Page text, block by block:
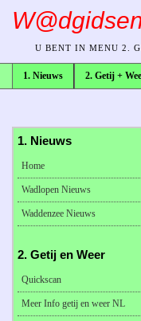
U BENT IN MENU 2.
1. Nieuws 2. Getij +
1. Nieuws
Home
Wadlopen Nieuws
Waddenzee Nieuws
2. Getij en Weer
Quickscan
Meer Info getij en weer NL